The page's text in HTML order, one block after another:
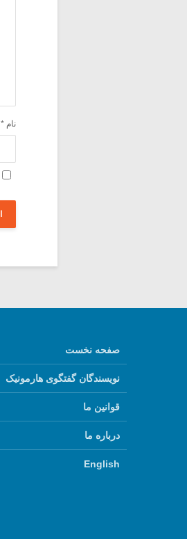
نام *
صفحه نخست
نویسندگان گفتگوی هارمونیک
قوانین ما
درباره ما
English